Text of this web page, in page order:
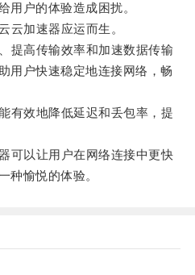
用户的体验造成困扰。
加速器应运而生。
高传输效率和加速数据传输
用户快速稳定地连接网络，畅
效地降低延迟和丢包率，提
以让用户在网络连接中更快
种愉悦的体验。